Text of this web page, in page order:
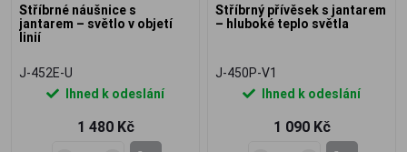
Stříbrné náušnice s
jantarem – světlo v objetí
linií
J-452E-U
Ihned k odeslání
1 480 Kč
Stříbrný přívěsek s jantarem
– hluboké teplo světla
J-450P-V1
Ihned k odeslání
1 090 Kč